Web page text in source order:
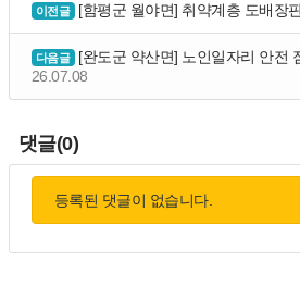
이전글 [함평군 월야면] 취약계층 도배장
다음글
[완도군 약산면] 노인일자리 안전
26.07.08
댓글(0)
등록된 댓글이 없습니다.